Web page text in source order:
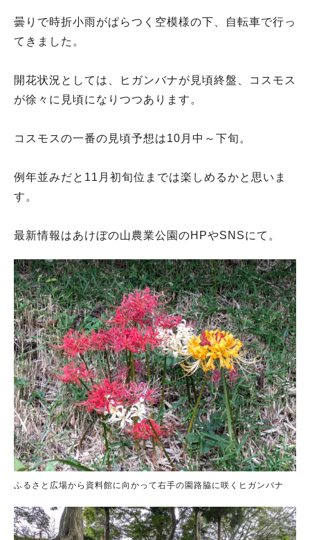
曇りで時折小雨がぱらつく空模様の下、自転車で行っ
てきました。
開花状況としては、ヒガンバナが見頃終盤、コスモス
が徐々に見頃になりつつあります。
コスモスの一番の見頃予想は10月中～下旬。
例年並みだと11月初旬位までは楽しめるかと思いま
す。
最新情報はあけぼの山農業公園のHPやSNSにて。
ふるさと広場から資料館に向かって右手の園路脇に咲くヒガンバナ